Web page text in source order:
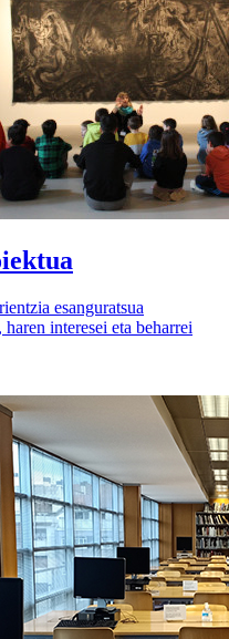
esanguratsua
interesei eta beharrei